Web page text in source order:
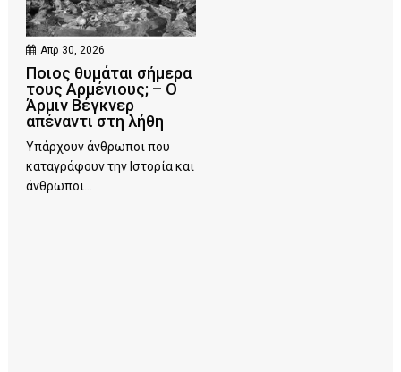
Απρ 30, 2026
Ποιος θυμάται σήμερα
τους Αρμένιους; – Ο
Άρμιν Βέγκνερ
απέναντι στη λήθη
Υπάρχουν άνθρωποι που
καταγράφουν την Ιστορία και
άνθρωποι...